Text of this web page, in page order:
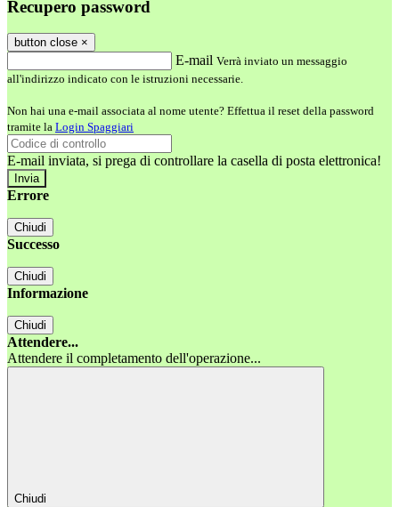
Recupero password
button close ×
E-mail Verrà inviato un messaggio
all'indirizzo indicato con le istruzioni necessarie.
Non hai una e-mail associata al nome utente? Effettua il reset della password
tramite la Login Spaggiari
E-mail inviata, si prega di controllare la casella di posta elettronica!
Errore
Chiudi
Successo
Chiudi
Informazione
Chiudi
Attendere...
Attendere il completamento dell'operazione...
Chiudi